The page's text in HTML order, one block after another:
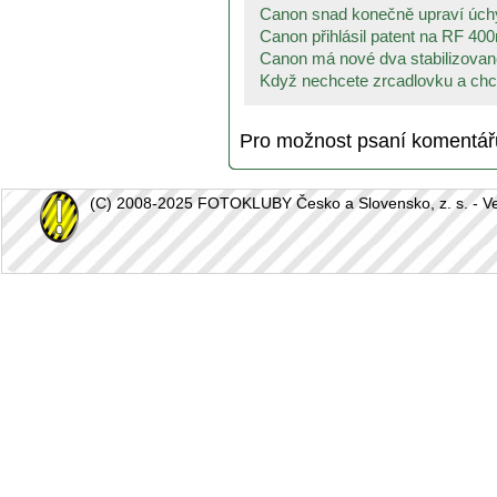
Canon snad konečně upraví
Canon přihlásil patent na RF
Canon má nové dva
Když nechcete zrcadlovku a
Pro možnost psaní
(C) 2008-2025 FOTOKLUBY Česko a Slovensko, z. s. -